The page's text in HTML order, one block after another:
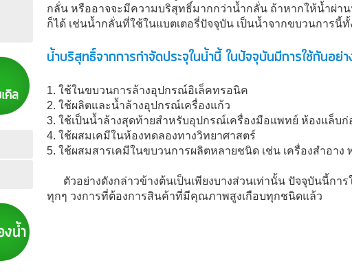
กลั่น หรืออาจจะมีความบริสุทธิ์มากกว่าน้ำกลั่น ถ้าหากให้น้ำผ่าน
ก็ได้ เช่นน้ำกลั่นที่ใช้ในแบตเตอรี่ปัจจุบัน เป็นน้ำจากขบวนการนี้
น้ำบริสุทธิ์จากการกำจัดประจุในน้ำนี้ ในปัจจุบันมีการใช้กันอย่
1. ใช้ในขบวนการล้างอุปกรณ์อิเล็คทรอนิค
2. ใช้ผลิตและน้ำล้างอุปกรณ์เครื่องแก้ว
3. ใช้เป็นน้ำล้างสุดท้ายสำหรับอุปกรณ์เครื่องมือแพทย์ ห้องแล็บก่
4. ใช้ผสมเคมีในห้องทดลองทางวิทยาศาสตร์
5. ใช้ผสมสารเคมีในขบวนการผลิตหลายชนิด เช่น เครื่องสำอา
ตัวอย่างดังกล่าวข้างต้นเป็นเพียงบางส่วนเท่านั้น ปัจจุบันนี้ก
ทุกๆ วงการที่ต้องการสินค้าที่มีคุณภาพสูงเกือบทุกชนิดแล้ว